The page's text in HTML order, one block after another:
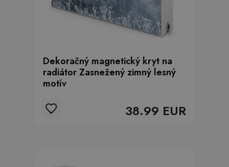
Dekoračný magnetický kryt na
radiátor Zasnežený zimný lesný
motív
38.99 EUR